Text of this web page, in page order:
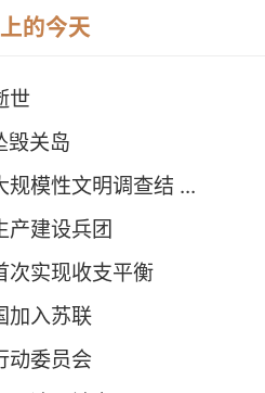
的今天
世
毁关岛
规模性文明调查结 ...
产建设兵团
次实现收支平衡
加入苏联
动委员会